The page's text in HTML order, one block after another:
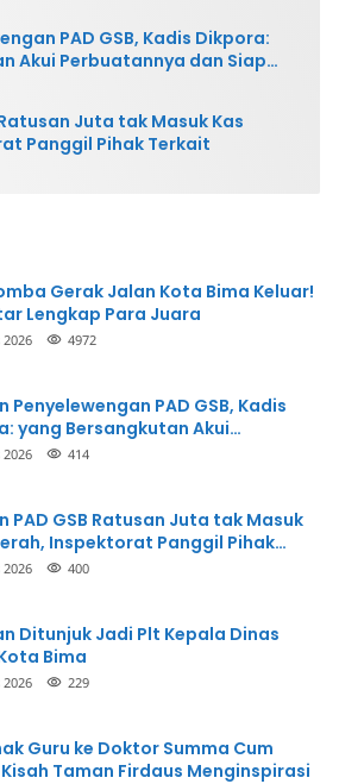
PAD GSB, Kadis Dikpora:
Akui Perbuatannya dan Siap
Juta tak Masuk Kas
Panggil Pihak Terkait
Gerak Jalan Kota Bima Keluar!
Lengkap Para Juara
4972
Penyelewengan PAD GSB, Kadis
yang Bersangkutan Akui
dan Siap Mengembalikan
414
PAD GSB Ratusan Juta tak Masuk
Inspektorat Panggil Pihak
400
Ditunjuk Jadi Plt Kepala Dinas
Bima
229
Guru ke Doktor Summa Cum
Taman Firdaus Menginspirasi